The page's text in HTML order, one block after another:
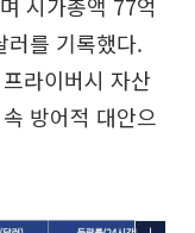
를 기록했다.
라이버시 자산
방어적 대안으